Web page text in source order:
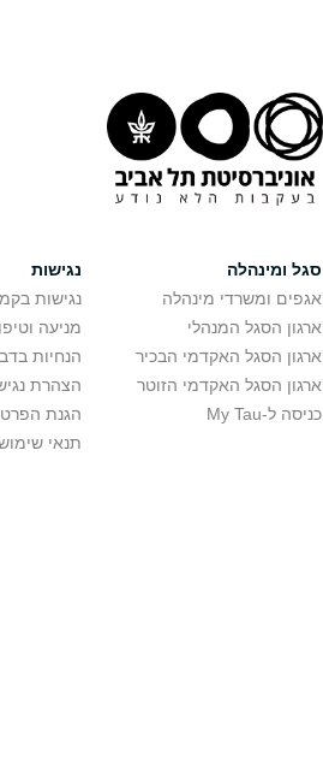
סגל ומינהלה
אגפים ומשרדי מינהלה
ארגון הסגל המנהלי
ארגון הסגל האקדמי הבכיר
ארגון הסגל האקדמי הזוטר
כניסה ל-My Tau
נגישות
נגישות
מניעה
הנחיות
הצהרת
הגנת
תנאי